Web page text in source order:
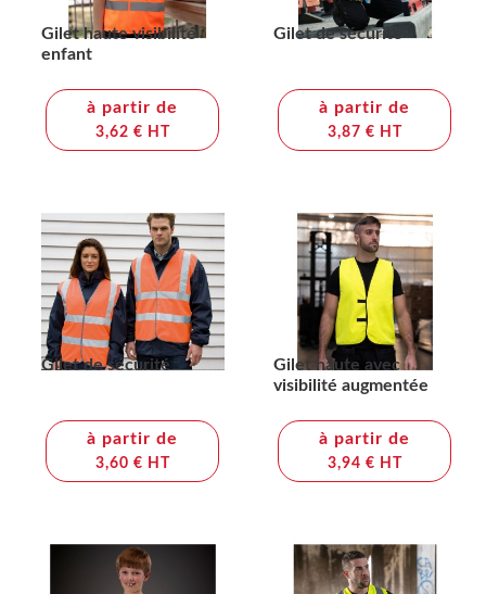
Gilet haute visibilité
enfant
à partir de
3,62 € HT
Gilet de sécurité
à partir de
3,87 € HT
Gilet de sécurité
à partir de
3,60 € HT
Gilet haute avec
visibilité augmentée
à partir de
3,94 € HT